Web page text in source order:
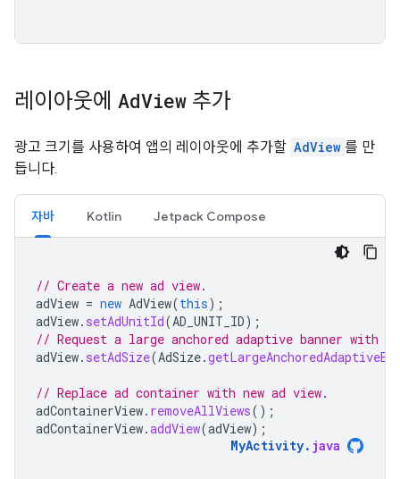
레이아웃에 AdView 추가
광고 크기를 사용하여 앱의 레이아웃에 추가할 AdView 를 만
듭니다.
자바 Kotlin Jetpack Compose
// Create a new ad view.
adView = new AdView(this);
adView. setAdUnitId(AD_UNIT_ID);
// Request a large anchored adaptive banner with
adView. setAdSize(AdSize.
// Replace ad container with new ad view.
adContainerView. removeAllViews();
adContainerView.addView(adView);
MyActivity. java